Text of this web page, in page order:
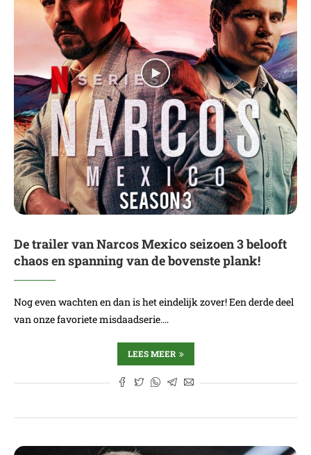
De trailer van Narcos Mexico seizoen 3 belooft
chaos en spanning van de bovenste plank!
Nog even wachten en dan is het eindelijk zover! Een derde deel
van onze favoriete misdaadserie.…
LEES MEER